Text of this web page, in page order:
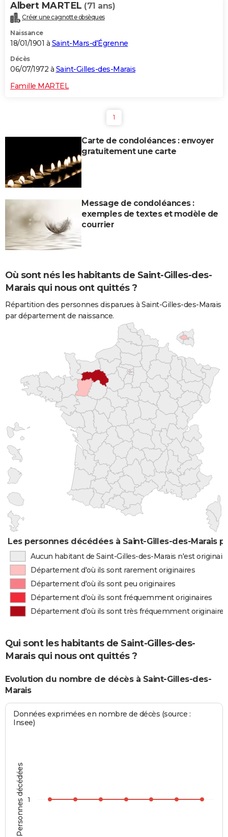
Albert MARTEL (71 ans)
Créer une cagnotte obsèques
Naissance
18/01/1901 à Saint-Mars-d'Égrenne
Décès
06/07/1972 à Saint-Gilles-des-Marais
Famille MARTEL
1
Carte de condoléances : envoyer
gratuitement une carte
Message de condoléances :
exemples de textes et modèle de
courrier
Où sont nés les habitants de Saint-Gilles-des-
Marais qui nous ont quittés ?
Répartition des personnes disparues à Saint-Gilles-des-Marais
par département de naissance.
Les personnes décédées à Saint-Gilles-des-Marais
Aucun habitant de Saint-Gilles-des-Marais n'est
Département d'où ils sont rarement originaires
Département d'où ils sont peu originaires
Département d'où ils sont fréquemment originaires
Département d'où ils sont très fréquemment originaires
Qui sont les habitants de Saint-Gilles-des-
Marais qui nous ont quittés ?
Evolution du nombre de décès à Saint-Gilles-des-
Marais
Personnes décédées
Données exprimées en nombre de décès (source :
Insee)
1